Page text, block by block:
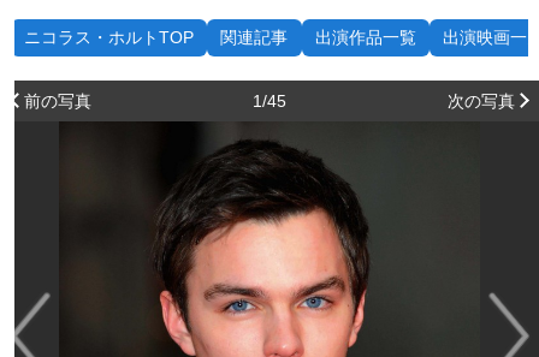
ニコラス・ホルトTOP 関連記事 出演作品一覧 出演映画一
前の写真 1/45 次の写真